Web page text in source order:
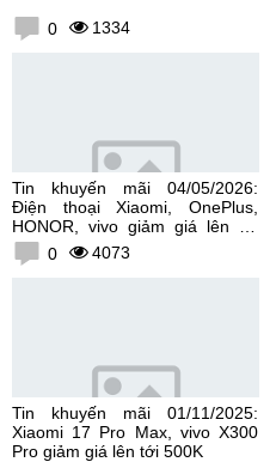
0 1334
Tin khuyến mãi 04/05/2026:
Điện thoại Xiaomi, OnePlus,
HONOR, vivo giảm giá lên tới
300K0 4073
Tin khuyến mãi 01/11/2025:
Xiaomi 17 Pro Max, vivo X300
Pro giảm giá lên tới 500K